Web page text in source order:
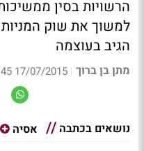
הרשויות בסין
למשוך את שוק
הגיב בעוצמה
מתן בן ברוך |
17/07/2015 09:45
נושאים בכתבה אסיה